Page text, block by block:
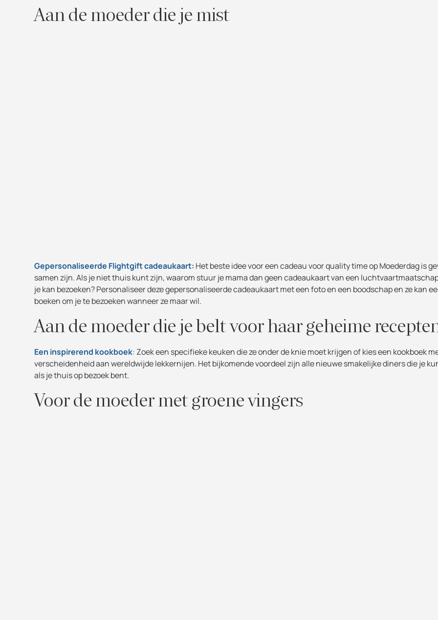
Aan de moeder die je mist
Gepersonaliseerde Flightgift cadeaukaart: Het beste idee voor een cadeau voor quality time op Moederdag is
samen zijn. Als je niet thuis kunt zijn, waarom stuur je mama dan geen cadeaukaart van een
je kan bezoeken? Personaliseer deze gepersonaliseerde cadeaukaart met een foto en een boodschap en ze kan
boeken om je te bezoeken wanneer ze maar wil.
Aan de moeder die je belt voor haar geheime
Een inspirerend kookboek: Zoek een specifieke keuken die ze onder de knie moet krijgen of kies een kookboek
verscheidenheid aan wereldwijde lekkernijen. Het bijkomende voordeel zijn alle nieuwe smakelijke diners die je
als je thuis op bezoek bent.
Voor de moeder met groene vingers